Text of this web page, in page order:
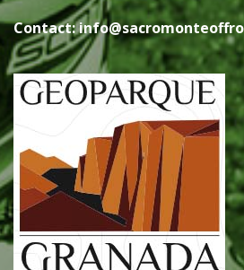
Contact: info@sacromonteoffro